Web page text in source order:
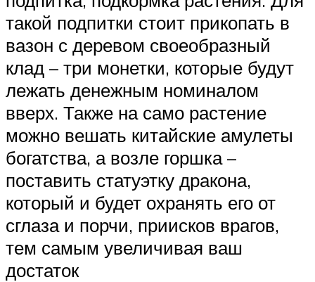
такой подпитки стоит прикопать в
вазон с деревом своеобразный
клад – три монетки, которые будут
лежать денежным номиналом
вверх. Также на само растение
можно вешать китайские амулеты
богатства, а возле горшка –
поставить статуэтку дракона,
который и будет охранять его от
сглаза и порчи, приисков врагов,
тем самым увеличивая ваш
достаток